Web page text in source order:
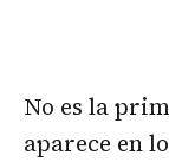
No es la
aparece en